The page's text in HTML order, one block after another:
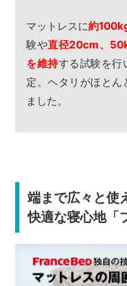
マットレスに約
験や直径20cm、
を維持する試験を行
定。ヘタリがほとん
ました。
端まで広々と使
快適な寝心地「